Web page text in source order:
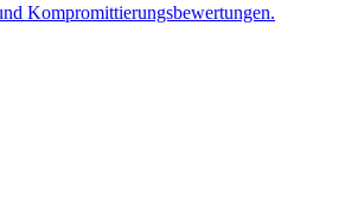
Kompromittierungsbewertungen.